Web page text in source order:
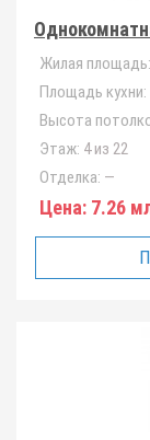
Жилая площадь:
Площадь кухни:
Высота
Этаж: 4 из 22
Отделка: —
Цена: 7.26